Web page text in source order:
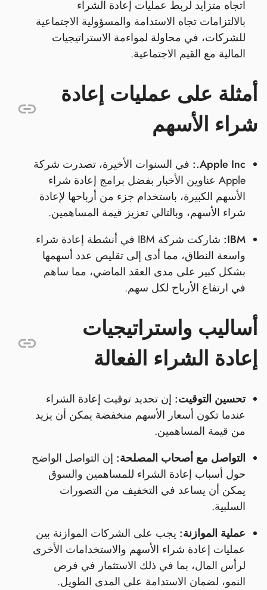
اتجاه متزايد لربط عمليات إعادة الشراء
بالالتزامات تجاه الاستدامة والمسؤولية الاجتماعية
للشركات، في محاولة لمواءمة الاستراتيجيات
المالية مع القيم الاجتماعية.
أمثلة على عمليات إعادة
شراء الأسهم
Apple Inc.:
في السنوات الأخيرة، تصدرت شركة
Apple عناوين الأخبار بفضل برامج إعادة شراء
الأسهم الكبيرة، باستخدام جزء من أرباحها لإعادة
شراء الأسهم، وبالتالي تعزيز قيمة المساهمين.
IBM:
شاركت شركة IBM في أنشطة إعادة شراء
واسعة النطاق، مما أدى إلى تقليص عدد أسهمها
بشكل كبير على مدى العقد الماضي، مما ساهم
في ارتفاع الأرباح لكل سهم.
أساليب واستراتيجيات
إعادة الشراء الفعالة
تحسين التوقيت: إن تحديد توقيت إعادة الشراء
عندما تكون أسعار الأسهم منخفضة يمكن أن يزيد
من قيمة المساهمين.
التواصل مع أصحاب المصلحة: إن التواصل الواضح
حول أسباب إعادة الشراء للمساهمين والسوق
يمكن أن يساعد في التخفيف من التصورات
السلبية.
عملية الموازنة: يجب على الشركات الموازنة بين
عمليات إعادة شراء الأسهم والاستخدامات الأخرى
لرأس المال، بما في ذلك الاستثمار في فرص
النمو، لضمان الاستدامة على المدى الطويل.